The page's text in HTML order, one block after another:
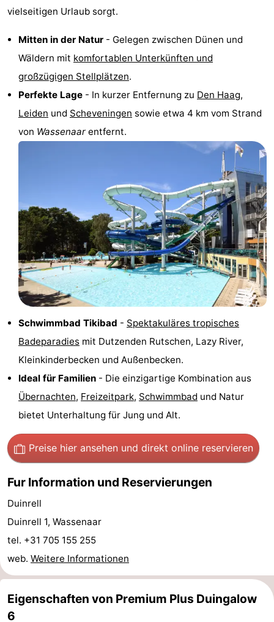
Forum
Route
Parken
Reisebuchshop
Medizin
Adressen
Region
Natur
Schoorlse
Duinen
Bergen
aan
Bergen
Egmond
aan
Zee
Noordhollands
duinreservaat
Wijk
aan
Zee
Natur
Zuid-
Kennermerland
Amsterdam
-
Haarlem
-
Zandvoort
Südholland
Leiden
Bollenstreek
Natur
-
vielseitigen Urlaub sorgt.
Mitten in der Natur - Gelegen zwischen Dünen und
Wäldern mit komfortablen Unterkünften und
großzügigen Stellplätzen.
Perfekte Lage - In kurzer Entfernung zu Den Haag,
Leiden und Scheveningen sowie etwa 4 km vom Strand
von Wassenaar entfernt.
Schwimmbad Tikibad - Spektakuläres tropisches
Badeparadies mit Dutzenden Rutschen, Lazy River,
Kleinkinderbecken und Außenbecken.
Ideal für Familien - Die einzigartige Kombination aus
Übernachten, Freizeitpark, Schwimmbad und Natur
bietet Unterhaltung für Jung und Alt.
Preise hier ansehen und direkt online reservieren
Fur Information und Reservierungen
Duinrell
Duinrell 1, Wassenaar
tel. +31 705 155 255
web. Weitere Informationen
Eigenschaften von Premium Plus Duingalow
6